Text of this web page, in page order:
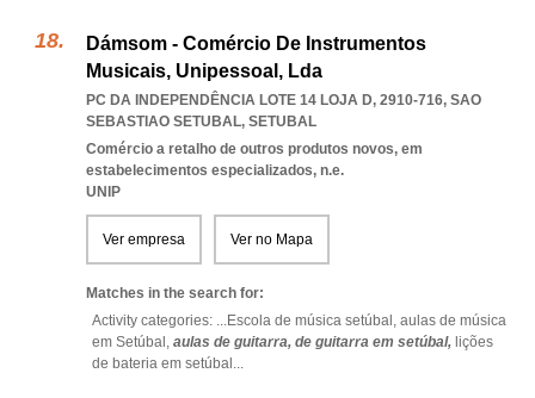
Dámsom - Comércio De Instrumentos
Musicais, Unipessoal, Lda
PC DA INDEPENDÊNCIA LOTE 14 LOJA D, 2910-716, SAO
SEBASTIAO SETUBAL, SETUBAL
Comércio a retalho de outros produtos novos, em
estabelecimentos especializados, n.e.
UNIP
Ver empresa Ver no Mapa
Matches in the search for:
Activity categories: ...Escola de música setúbal, aulas de música
em Setúbal, aulas de guitarra, de guitarra em setúbal, lições
de bateria em setúbal ...